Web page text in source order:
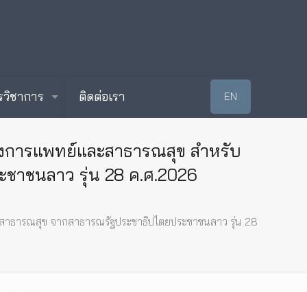
วิชาการ ติดต่อเรา EN
ารแพทย์และสาธารณสุข สำหรับ
าชนลาว รุ่น 28 ค.ศ.2026
ธารณสุข จากสาธารณรัฐประชาธิปไตยประชาชนลาว รุ่น 28